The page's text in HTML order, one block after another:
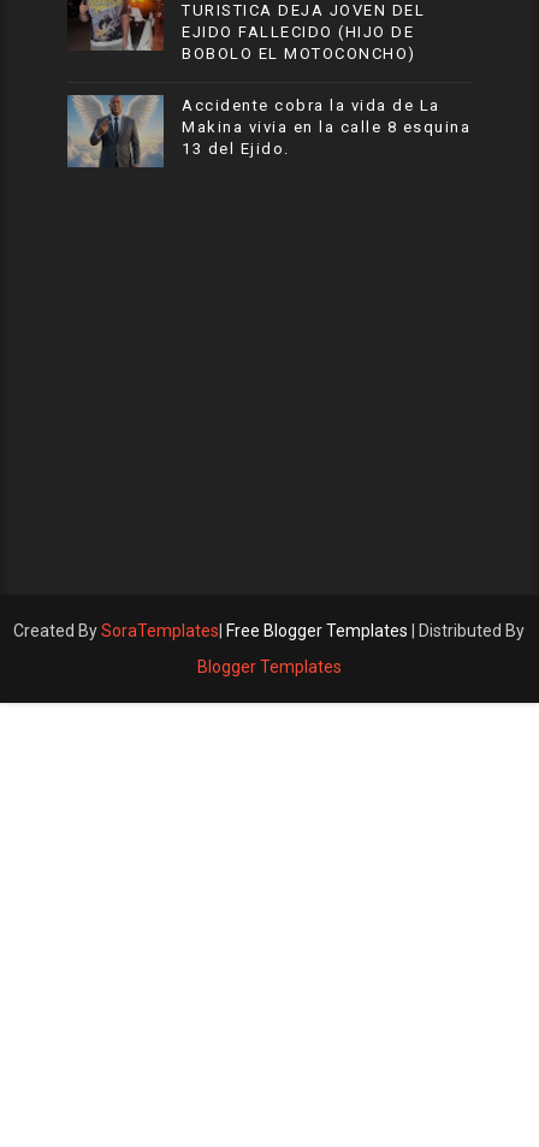
TURISTICA DEJA JOVEN DEL
EJIDO FALLECIDO (HIJO DE
BOBOLO EL MOTOCONCHO)
Accidente cobra la vida de La
Makina vivia en la calle 8 esquina
13 del Ejido.
Created BySoraTemplates Free Blogger Templates | Distributed By
Blogger Templates